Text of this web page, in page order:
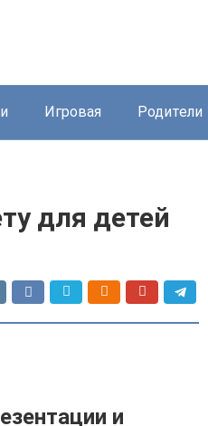
Игровая Родители
для детей
и